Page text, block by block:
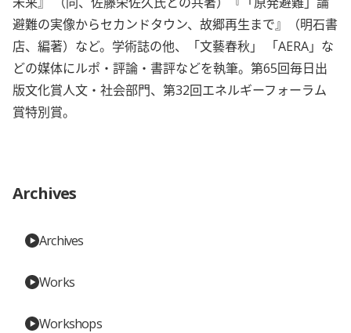
避難の実像からセカンドタウン、故郷再生まで』（明石書
店、編著）など。学術誌の他、「文藝春秋」 「AERA」な
どの媒体にルポ・評論・書評などを執筆。第65回毎日出
版文化賞人文・社会部門、第32回エネルギーフォーラム
賞特別賞。
Archives
Archives
Works
Workshops